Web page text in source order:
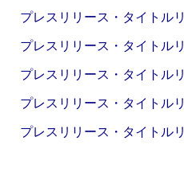
プレスリリース・タイト
プレスリリース・タイト
プレスリリース・タイト
プレスリリース・タイトル
プレスリリース・タイト